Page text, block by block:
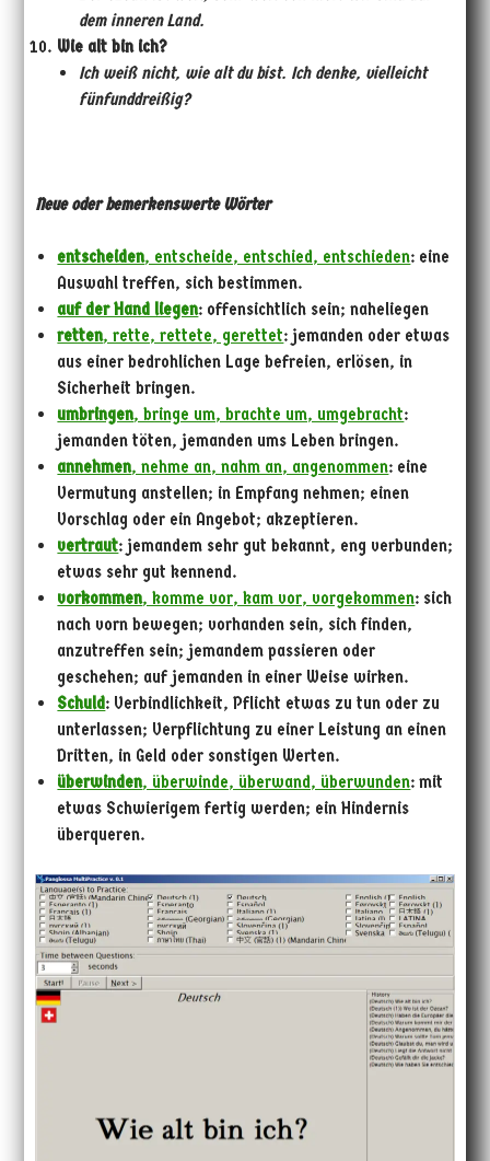
dem inneren Land.
Wie alt bin ich?
Ich weißnicht, wie alt du bist. Ich denke, vielleicht
fünfunddreißig?
Neue oder bemerkenswerte Wörter
entscheiden, entscheide, entschied, entschieden: eine
Auswahl treffen, sich bestimmen.
auf der Hand liegen: offensichtlich sein; naheliegen
retten, rette, rettete, gerettet: jemanden oder etwas
aus einer bedrohlichen Lage befreien, erlösen, in
Sicherheit bringen.
umbringen, bringe um, brachte um, umgebracht:
jemanden töten, jemanden ums Leben bringen.
annehmen, nehme an, nahm an, angenommen: eine
Vermutung anstellen; in Empfang nehmen; einen
Vorschlag oder ein Angebot; akzeptieren.
vertraut: jemandem sehr gut bekannt, eng verbunden;
etwas sehr gut kennend.
vorkommen, komme vor, kam vor, vorgekommen: sich
nach vorn bewegen; vorhanden sein, sich finden,
anzutreffen sein; jemandem passieren oder
geschehen; auf jemanden in einer Weise wirken.
Schuld: Verbindlichkeit, Pflicht etwas zu tun oder zu
unterlassen; Verpflichtung zu einer Leistung an einen
Dritten, in Geld oder sonstigen Werten.
überwinden, überwinde, überwand, überwunden: mit
etwas Schwierigem fertig werden; ein Hindernis
überqueren.